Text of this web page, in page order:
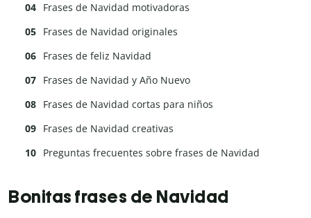
Frases de Navidad motivadoras
Frases de Navidad originales
Frases de feliz Navidad
Frases de Navidad y Año Nuevo
Frases de Navidad cortas para niños
Frases de Navidad creativas
Preguntas frecuentes sobre frases de Navidad
Bonitas frases de Navidad